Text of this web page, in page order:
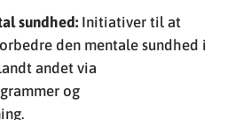
sundhed: Initiativer til at
den mentale sundhed i
andet via
og